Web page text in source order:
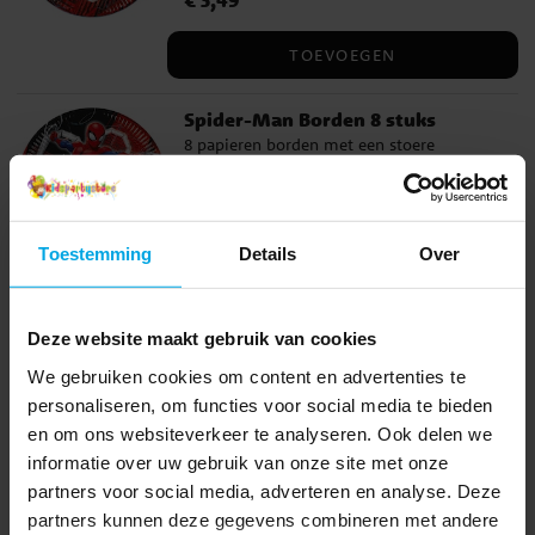
Toestemming Details Over
Deze website maakt gebruik van cookies
We gebruiken cookies om content en advertenties te
personaliseren, om functies voor social media te bieden
en om ons websiteverkeer te analyseren. Ook delen we
informatie over uw gebruik van onze site met onze
partners voor social media, adverteren en analyse. Deze
partners kunnen deze gegevens combineren met andere
bordjes zijn gemaakt van milieuvriendelijk
diameter van 19,5 cm.
TOEVOEGEN
Spider-Man Borden 8 stuks
8 papieren borden met een stoere
afbeelding van de superheld Spider-Man.
Leuk om op tafel te zetten voor een echt
Spider-Man-feestje. De borden zijn
gemaakt van milieuvriendelijk FSC-
TOEVOEGEN
Anderen kochten ook